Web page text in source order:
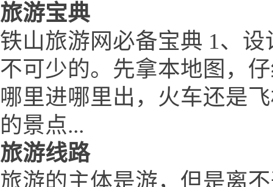
旅游宝典
铁山旅游网必备宝典 1、
不可少的。先拿本地图，
哪里进哪里出，火车还是
的景点...
旅游线路
旅游的主体是游，但是离